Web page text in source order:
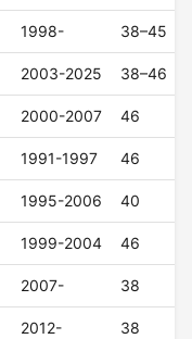
1998- 38–45
2003-2025 38–46
2000-2007 46
1991-1997 46
1995-2006 40
1999-2004 46
2007- 38
2012- 38